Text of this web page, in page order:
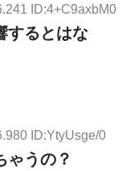
ID:4+C9axbM0
するとはな
ID:YtyUsge/0
ゃうの？